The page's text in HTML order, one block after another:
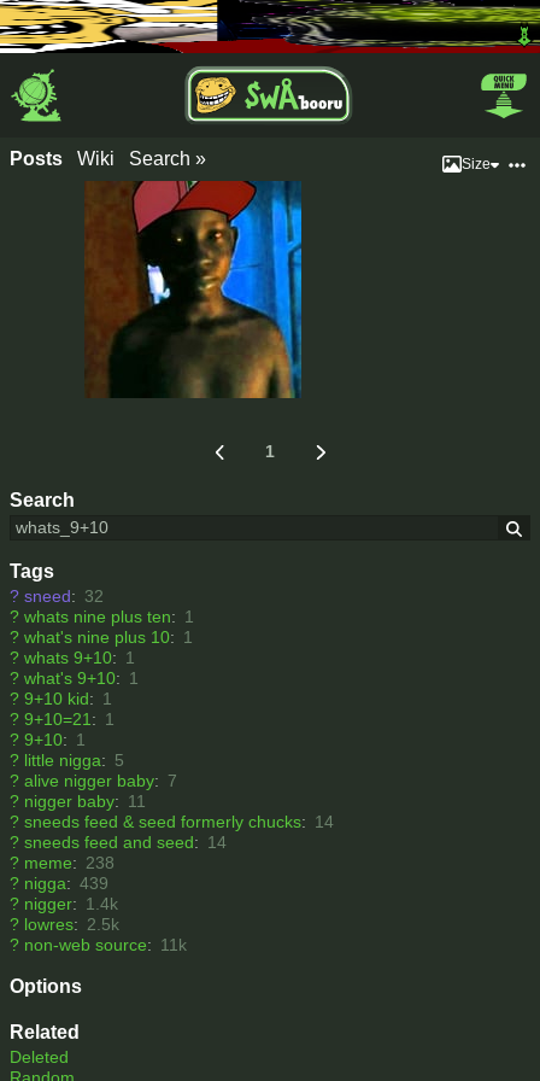
Search
Tags
? sneed: 32
? whats nine plus ten: 1
? what's nine plus 10: 1
? whats 9+10: 1
? what's 9+10: 1
? 9+10 kid: 1
? 9+10=21 : 1
? 9+10: 1
? little nigga: 5
? alive nigger baby: 7
? nigger baby: 11
? sneeds feed & seed formerly chucks: 14
? sneeds feed and seed: 14
? meme: 238
? nigga: 439
? nigger: 1.4k
? lowres: 2.5k
? non-web source: 11k
Options
Related
Deleted
Posts Wiki Search » Size
1